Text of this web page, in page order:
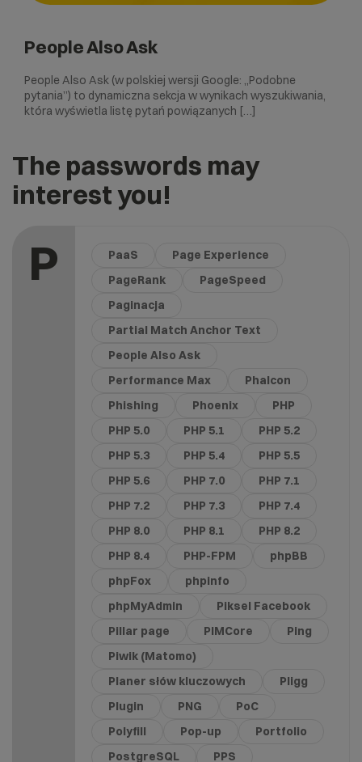
People Also Ask
People Also Ask (w polskiej wersji Google: „Podobne
pytania”) to dynamiczna sekcja w wynikach wyszukiwania,
która wyświetla listę pytań powiązanych […]
The passwords may
interest you!
P PaaS
Page Experience
PageRank
PageSpeed
Paginacja
Partial Match Anchor Text
People Also Ask
Performance Max
Phalcon
Phishing
Phoenix
PHP
PHP 5.0
PHP 5.1
PHP 5.2
PHP 5.3
PHP 5.4
PHP 5.5
PHP 5.6
PHP 7.0
PHP 7.1
PHP 7.2
PHP 7.3
PHP 7.4
PHP 8.0
PHP 8.1
PHP 8.2
PHP 8.4
PHP-FPM
phpBB
phpFox
phpinfo
phpMyAdmin
Piksel Facebook
Pillar page
PIMCore
Ping
Piwik (Matomo)
Planer słów kluczowych
Pligg
Plugin
PNG
PoC
Polyfill
Pop-up
Portfolio
PostgreSQL
PPS